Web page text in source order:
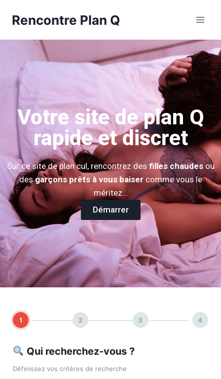
Rencontre Plan Q
Votre site de plan Q
rapide et discret
Sur ce site de plan cul, rencontrez des filles chaudesou
desgarçons prêts à vous baiser comme vous le
méritez…
Démarrer
1 2 3 4
Qui recherchez-vous ?
Définissez vos critères de recherche